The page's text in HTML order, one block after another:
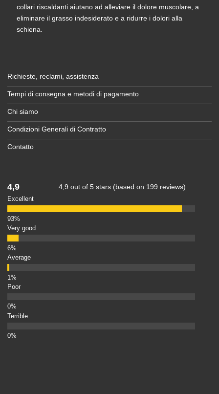
collari riscaldanti aiutano ad alleviare il dolore muscolare, a
eliminare il grasso indesiderato e a ridurre i dolori alla
schiena.
Richieste, reclami, assistenza
Tempi di consegna e metodi di pagamento
Chi siamo
Condizioni Generali di Contratto
Contatto
4,9 4,9 out of 5 stars (based on 199 reviews)
Excellent
Very good
Average
Poor
Terrible